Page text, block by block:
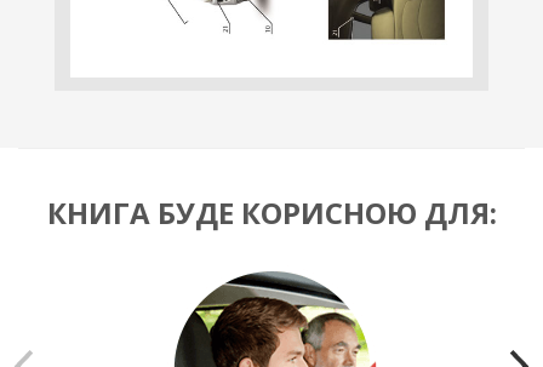
КНИГА БУДЕ КОРИСНОЮ ДЛЯ: